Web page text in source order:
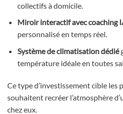
collectifs à domicile.
Miroir interactif avec coaching
personnalisé en temps réel.
Système de climatisation dédié
température idéale en toutes
Ce type d’investissement cible les
souhaitent recréer l’atmosphère
chez eux.